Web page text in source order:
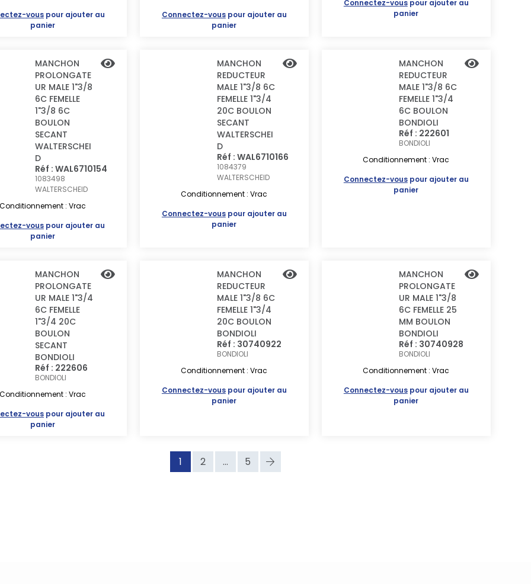
vous pour ajouter au
panier
Connectez-vouspour ajouter au
panier
Connectez-vouspour ajouter au
panier
MANCHON
PROLONGATE
UR MALE 1"3/8
6C FEMELLE
1"3/8 6C
BOULON
SECANT
WALTERSCHEI
D
Réf : WAL6710154
1083498
WALTERSCHEID
: Vrac
vous pour ajouter au
panier
MANCHON
REDUCTEUR
MALE 1"3/8 6C
FEMELLE 1"3/4
20C BOULON
SECANT
WALTERSCHEI
D
Réf : WAL6710166
1084379
WALTERSCHEID
Conditionnement : Vrac
Connectez-vouspour ajouter au
panier
MANCHON
REDUCTEUR
MALE 1"3/8 6C
FEMELLE 1"3/4
6C BOULON
BONDIOLI
Réf : 222601
BONDIOLI
Conditionnement : Vrac
Connectez-vouspour ajouter au
panier
MANCHON
PROLONGATE
UR MALE 1"3/4
6C FEMELLE
1"3/4 20C
BOULON
SECANT
BONDIOLI
Réf : 222606
BONDIOLI
: Vrac
vous pour ajouter au
panier
MANCHON
REDUCTEUR
MALE 1"3/8 6C
FEMELLE 1"3/4
20C BOULON
BONDIOLI
Réf : 30740922
BONDIOLI
Conditionnement : Vrac
Connectez-vouspour ajouter au
panier
MANCHON
PROLONGATE
UR MALE 1"3/8
6C FEMELLE 25
MM BOULON
BONDIOLI
Réf : 30740928
BONDIOLI
Conditionnement : Vrac
Connectez-vouspour ajouter au
panier
1 2 ... 5